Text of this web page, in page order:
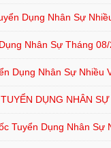
Dụng Nhân Sự
Nhân Sự Tháng
Dụng Nhân Sự Nhiều
DỤNG NHÂN SỰ
Tuyển Dụng Nhân Sự